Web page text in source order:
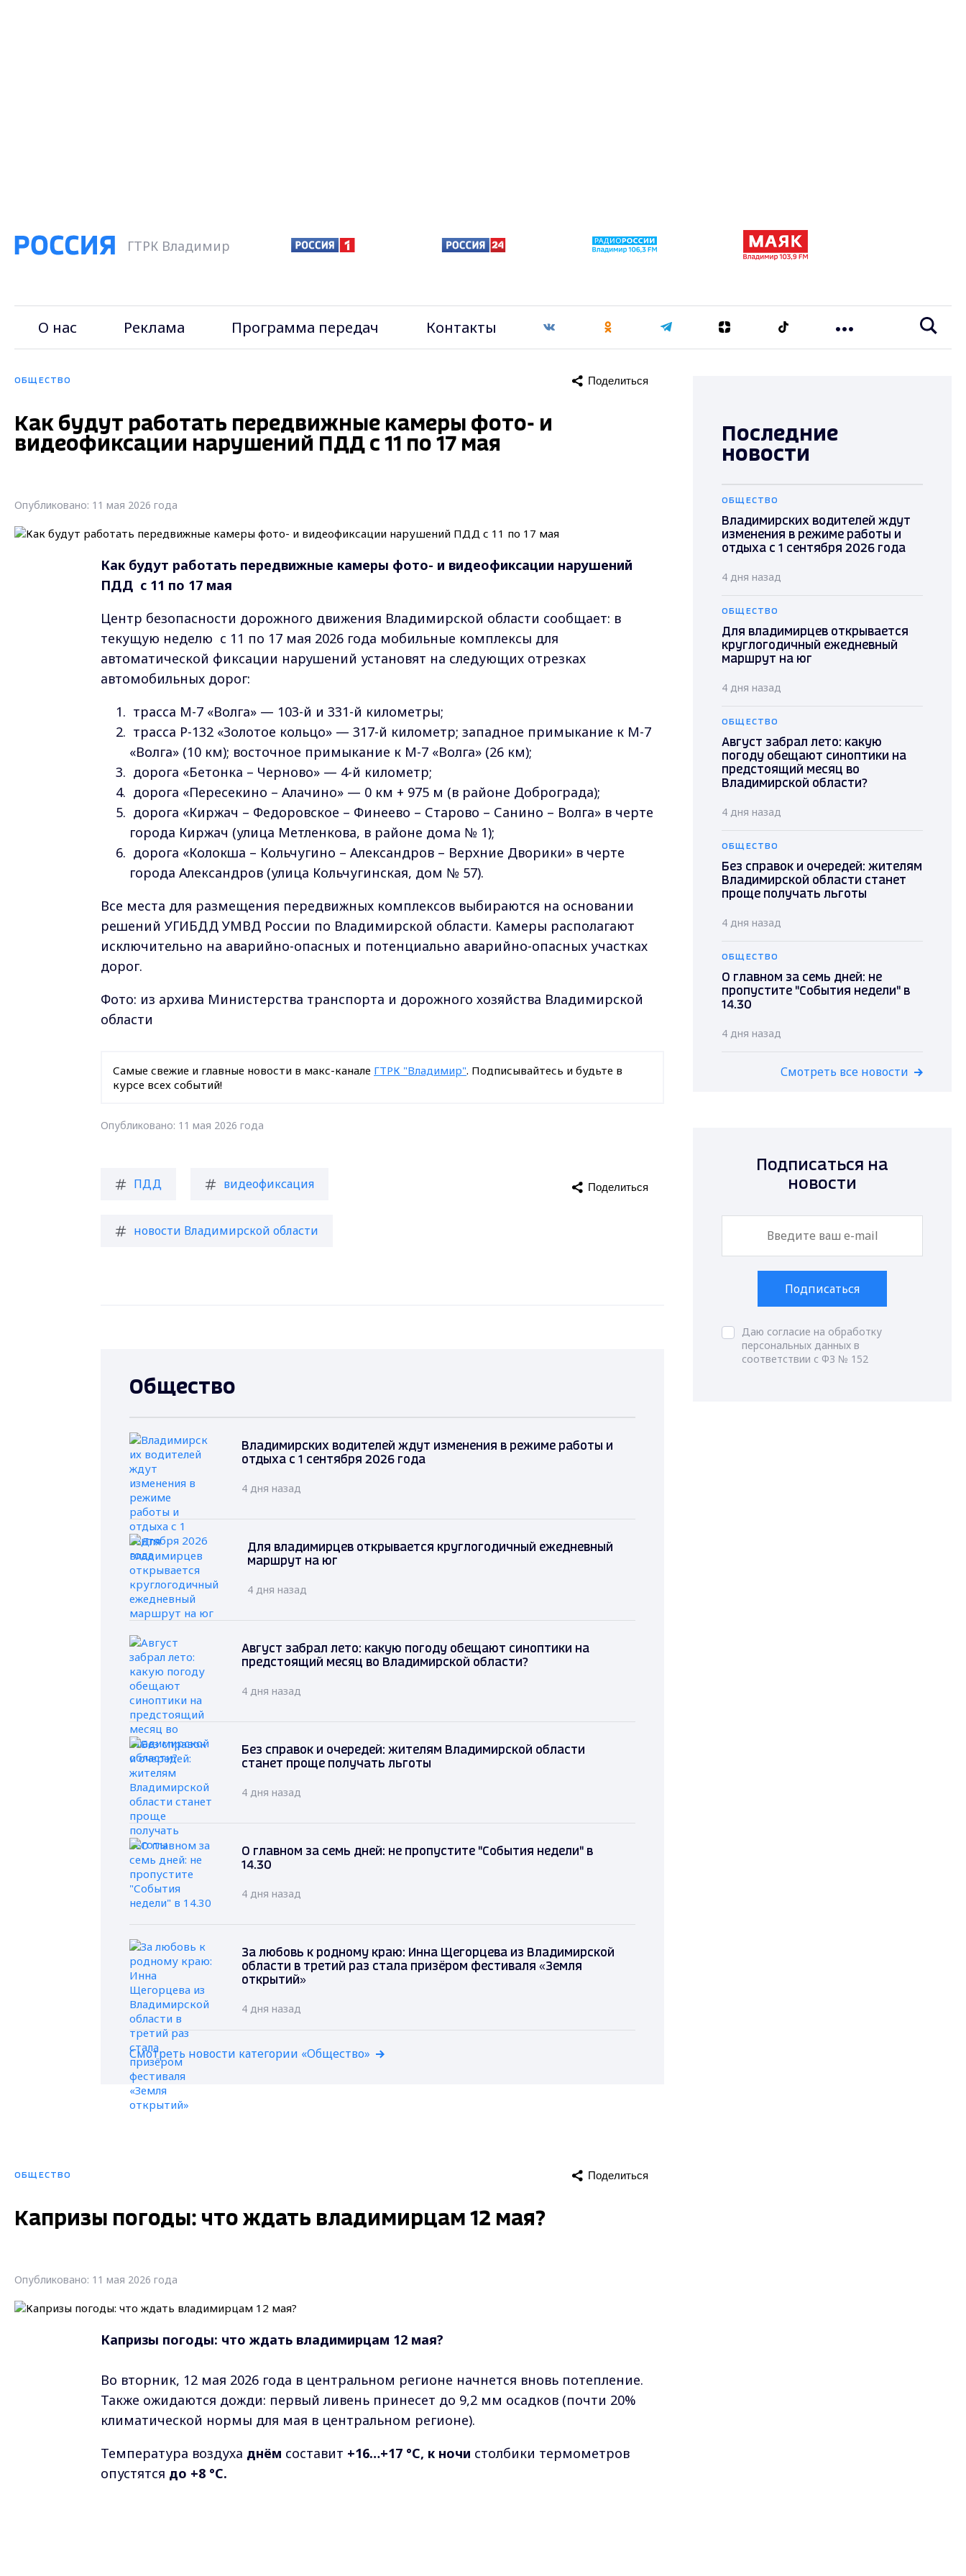
ГТРК Владимир
О нас Реклама Программа передач Контакты
ОБЩЕСТВО Поделиться
Как будут работать передвижные камеры фото- и
видеофиксации нарушений ПДД с 11 по 17 мая
Опубликовано: 11 мая 2026 года
Как будут работать передвижные камеры фото- и видеофиксации нарушений
ПДД с 11 по 17 мая
Центр безопасности дорожного движения Владимирской области сообщает: в
текущую неделю с 11 по 17 мая 2026 года мобильные комплексы для
автоматической фиксации нарушений установят на следующих отрезках
автомобильных дорог:
трасса М-7 «Волга» — 103-й и 331-й километры;
трасса Р-132 «Золотое кольцо» — 317-й километр; западное примыкание к М-7
«Волга» (10 км); восточное примыкание к М-7 «Волга» (26 км);
дорога «Бетонка – Черново» — 4-й километр;
дорога «Пересекино – Алачино» — 0 км + 975 м (в районе Доброграда);
дорога «Киржач – Федоровское – Финеево – Старово – Санино – Волга» в черте
города Киржач (улица Метленкова, в районе дома № 1);
дорога «Колокша – Кольчугино – Александров – Верхние Дворики» в черте
города Александров (улица Кольчугинская, дом № 57).
Все места для размещения передвижных комплексов выбираются на основании
решений УГИБДД УМВД России по Владимирской области. Камеры располагают
исключительно на аварийно-опасных и потенциально аварийно-опасных участках
дорог.
Фото: из архива Министерства транспорта и дорожного хозяйства Владимирской
области
Самые свежие и главные новости в макс-канале ГТРК "Владимир". Подписывайтесь и будьте в
курсе всех событий!
Опубликовано: 11 мая 2026 года
ПДД видеофиксация
новости Владимирской области
Поделиться
Общество
Владимирских водителей ждут изменения в режиме работы и
отдыха с 1 сентября 2026 года
4 дня назад
Для владимирцев открывается круглогодичный ежедневный
маршрут на юг
4 дня назад
Август забрал лето: какую погоду обещают синоптики на
предстоящий месяц во Владимирской области?
4 дня назад
Без справок и очередей: жителям Владимирской области
станет проще получать льготы
4 дня назад
О главном за семь дней: не пропустите "События недели" в
14.30
4 дня назад
За любовь к родному краю: Инна Щегорцева из Владимирской
области в третий раз стала призёром фестиваля «Земля
открытий»
4 дня назад
Смотреть новости категории «Общество»
ОБЩЕСТВО Поделиться
Капризы погоды: что ждать владимирцам 12 мая?
Опубликовано: 11 мая 2026 года
Капризы погоды: что ждать владимирцам 12 мая?
Во вторник, 12 мая 2026 года в центральном регионе начнется вновь потепление.
Также ожидаются дожди: первый ливень принесет до 9,2 мм осадков (почти 20%
климатической нормы для мая в центральном регионе).
Температура воздуха днём составит +16…+17 °C, к ночи столбики термометров
опустятся до +8 °C.
Последние
новости
ОБЩЕСТВО
Владимирских водителей ждут
изменения в режиме работы и
отдыха с 1 сентября 2026 года
4 дня назад
ОБЩЕСТВО
Для владимирцев открывается
круглогодичный ежедневный
маршрут на юг
4 дня назад
ОБЩЕСТВО
Август забрал лето: какую
погоду обещают синоптики на
предстоящий месяц во
Владимирской области?
4 дня назад
ОБЩЕСТВО
Без справок и очередей: жителям
Владимирской области станет
проще получать льготы
4 дня назад
ОБЩЕСТВО
О главном за семь дней: не
пропустите "События недели" в
14.30
4 дня назад
Смотреть все новости
Подписаться на
новости
Подписаться
Даю согласие на обработку
персональных данных в
соответствии с ФЗ № 152